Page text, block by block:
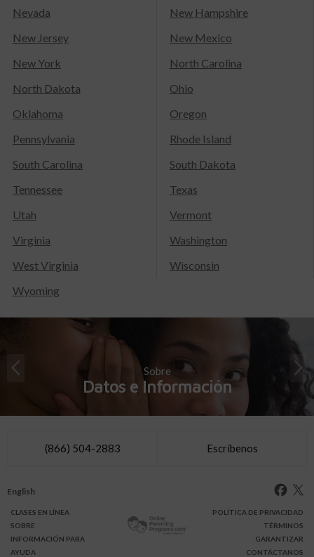
Nevada
New Hampshire
New Jersey
New Mexico
New York
North Carolina
North Dakota
Ohio
Oklahoma
Oregon
Pennsylvania
Rhode Island
South Carolina
South Dakota
Tennessee
Texas
Utah
Vermont
Virginia
Washington
West Virginia
Wisconsin
Wyoming
Sobre
Datos e Información
(866) 504-2883 Escríbenos
English
CLASES EN LÍNEA
SOBRE
INFORMACIÓN PARA
AYUDA
POLÍTICA DE PRIVACIDAD
TÉRMINOS
GARANTIZAR
CONTÁCTANOS